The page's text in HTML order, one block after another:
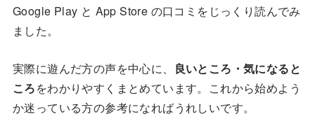
Google Play と App Store の口コミをじっくり読んでみ
ました。
実際に遊んだ方の声を中心に、
良いところ・気になると
ころをわかりやすくまとめています。これから始めよう
か迷っている方の参考になればうれしいです。